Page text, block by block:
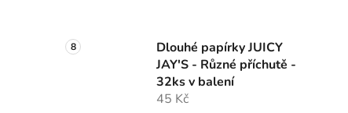
Dlouhé papírky JUICY
JAY'S - Různé příchutě -
32ks v balení
45 Kč